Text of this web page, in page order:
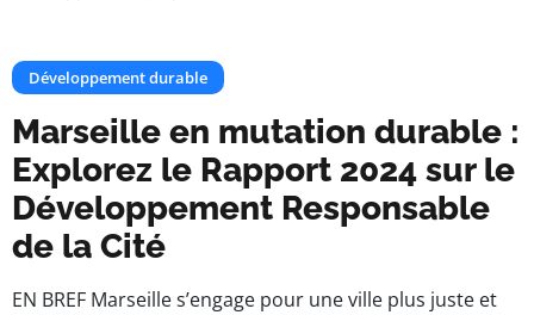
Développement durable
Marseille en mutation durable :
Explorez le Rapport 2024 sur le
Développement Responsable
de la Cité
EN BREF Marseille s’engage pour une ville plus juste et